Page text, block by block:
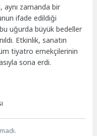
aynı zamanda bir
ifade edildiği
uğurda büyük bedeller
Etkinlik, sanatın
tiyatro emekçilerinin
sona erdi.